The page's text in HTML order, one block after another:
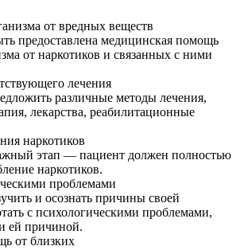
от вредных веществ
предоставлена медицинская помощь
от наркотиков и связанных с ними
лечения
различные методы лечения,
лекарства, реабилитационные
наркотиков
этап — пациент должен полностью
наркотиков.
проблемами
и осознать причины своей
с психологическими проблемами,
ей причиной.
от близких